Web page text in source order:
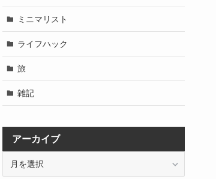
ミニマリスト
ライフハック
旅
雑記
アーカイブ